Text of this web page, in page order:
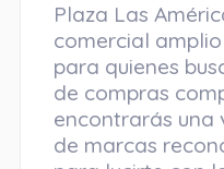
Plaza Las
comercial
para quienes
de compras
encontrarás una
de marcas